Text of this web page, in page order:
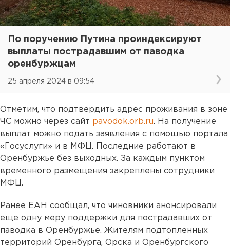
По поручению Путина проиндексируют
выплаты пострадавшим от паводка
оренбуржцам
25 апреля 2024 в 09:54
Отметим, что подтвердить адрес проживания в зоне
ЧС можно через сайт pavodok.orb.ru. На получение
выплат можно подать заявления с помощью портала
«Госуслуги» и в МФЦ. Последние работают в
Оренбуржье без выходных. За каждым пунктом
временного размещения закреплены сотрудники
МФЦ.
Ранее ЕАН сообщал, что чиновники анонсировали
еще одну меру поддержки для пострадавших от
паводка в Оренбуржье. Жителям подтопленных
территорий Оренбурга, Орска и Оренбургского